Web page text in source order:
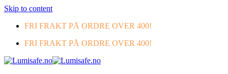
Skip to content
FRI FRAKT PÅ ORDRE OVER 400!
FRI FRAKT PÅ ORDRE OVER 400!